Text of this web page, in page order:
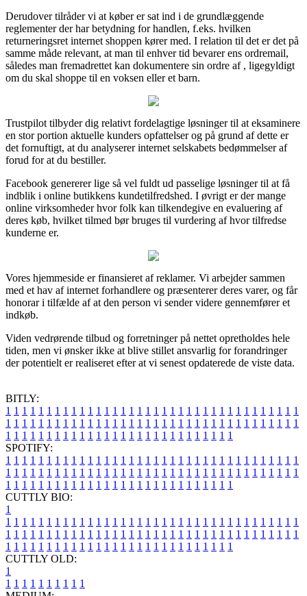
Derudover tilråder vi at køber er sat ind i de grundlæggende
reglementer der har betydning for handlen, f.eks. hvilken
returneringsret internet shoppen kører med. I relation til det er det på
samme måde relevant, at man til enhver tid bevarer ens ordremail,
således man fremadrettet kan dokumentere sin ordre af , ligegyldigt
om du skal shoppe til en voksen eller et barn.
Trustpilot tilbyder dig relativt fordelagtige løsninger til at eksaminere
en stor portion aktuelle kunders opfattelser og på grund af dette er
det fornuftigt, at du analyserer internet selskabets bedømmelser af
forud for at du bestiller.
Facebook genererer lige så vel fuldt ud passelige løsninger til at få
indblik i online butikkens kundetilfredshed. I øvrigt er der mange
online virksomheder hvor folk kan tilkendegive en evaluering af
deres køb, hvilket tilmed bør bruges til vurdering af hvor tilfredse
kunderne er.
Vores hjemmeside er finansieret af reklamer. Vi arbejder sammen
med et hav af internet forhandlere og præsenterer deres varer, og får
honorar i tilfælde af at den person vi sender videre gennemfører et
indkøb.
Viden vedrørende tilbud og forretninger på nettet opretholdes hele
tiden, men vi ønsker ikke at blive stillet ansvarlig for forandringer
der potentielt er realiseret efter at vi senest opdaterede de viste data.
BITLY:
1 1 1 1 1 1 1 1 1 1 1 1 1 1 1 1 1 1 1 1 1 1 1 1 1 1 1 1 1 1 1 1 1 1 1 1
1 1 1 1 1 1 1 1 1 1 1 1 1 1 1 1 1 1 1 1 1 1 1 1 1 1 1 1 1 1 1 1 1 1 1 1
1 1 1 1 1 1 1 1 1 1 1 1 1 1 1 1 1 1 1 1 1 1 1 1 1 1 1 1
SPOTIFY:
1 1 1 1 1 1 1 1 1 1 1 1 1 1 1 1 1 1 1 1 1 1 1 1 1 1 1 1 1 1 1 1 1 1 1 1
1 1 1 1 1 1 1 1 1 1 1 1 1 1 1 1 1 1 1 1 1 1 1 1 1 1 1 1 1 1 1 1 1 1 1 1
1 1 1 1 1 1 1 1 1 1 1 1 1 1 1 1 1 1 1 1 1 1 1 1 1 1 1 1
CUTTLY BIO:
1
1 1 1 1 1 1 1 1 1 1 1 1 1 1 1 1 1 1 1 1 1 1 1 1 1 1 1 1 1 1 1 1 1 1 1 1
1 1 1 1 1 1 1 1 1 1 1 1 1 1 1 1 1 1 1 1 1 1 1 1 1 1 1 1 1 1 1 1 1 1 1 1
1 1 1 1 1 1 1 1 1 1 1 1 1 1 1 1 1 1 1 1 1 1 1 1 1 1 1 1
CUTTLY OLD:
1
1 1 1 1 1 1 1 1 1 1